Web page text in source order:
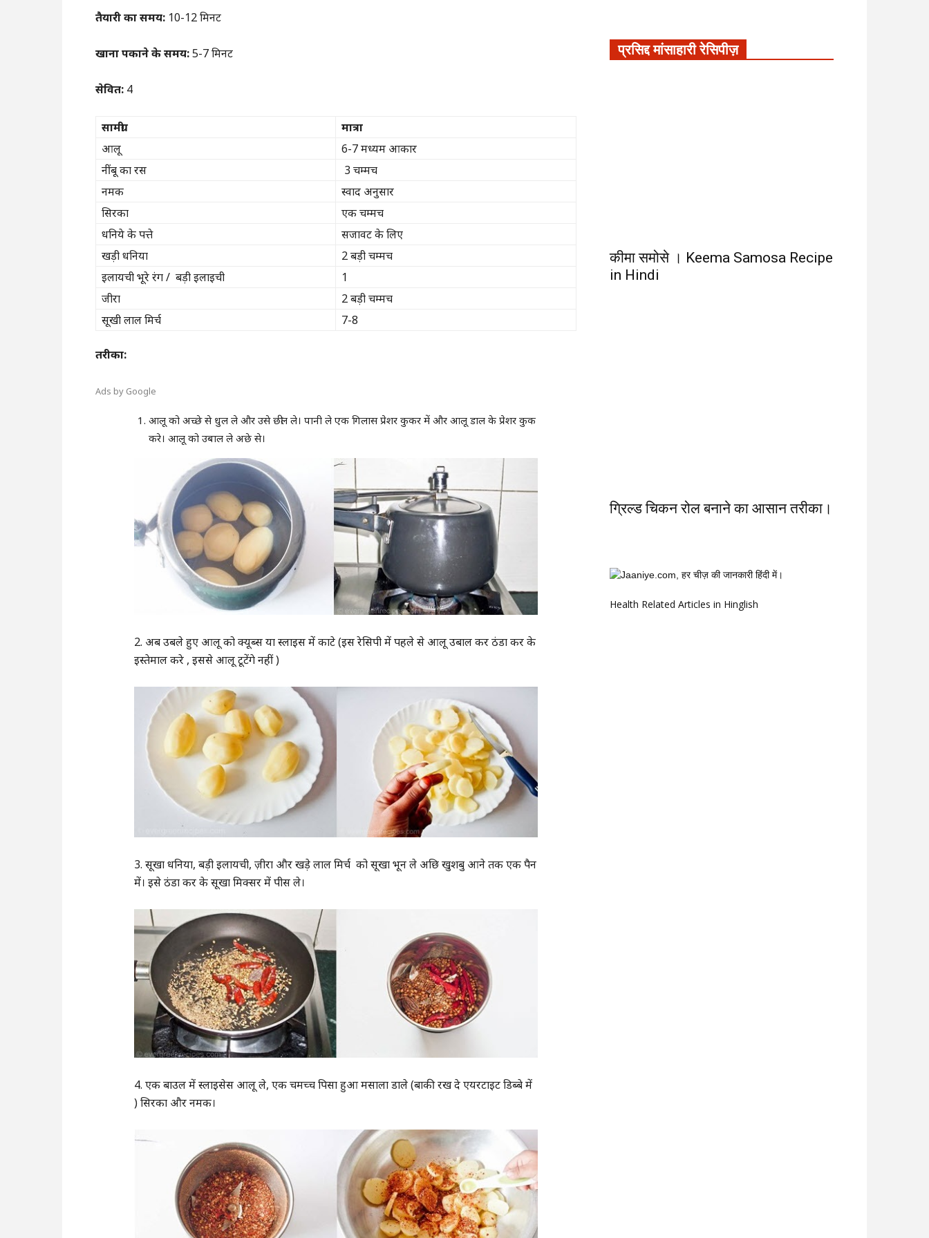
तैयारी का समय: 10-12 मिनट
खाना पकाने के समय:5-7 मिनट
सेवित: 4
सामग्री
मात्रा
आलू
6-7 मध्यम आकार
नींबू का रस
3 चम्मच
नमक
स्वाद अनुसार
सिरका
एक चम्मच
धनिये के पत्ते
सजावट के लिए
खड़ी धनिया
2 बड़ी चम्मच
इलायची भूरे रंग / बड़ी इलाइची
1
जीरा
2 बड़ी चम्मच
सूखी लाल मिर्च
7-8
तरीका:
Ads by Google
आलू को अच्छे से धुल ले और उसे छील ले। पानी ले एक गिलास प्रेशर कुकर में और आलू डाल के प्रेशर कुक
करे। आलू को उबाल ले अछे से।
2. अब उबले हुए आलू को क्यूब्स या स्लाइस में काटे (इस रेसिपी में पहले से आलू उबाल कर ठंडा कर के
इस्तेमाल करे , इससे आलू टूटेंगे नहीं )
3. सूखा धनिया, बड़ी इलायची, ज़ीरा और खड़े लाल मिर्च को सूखा भून ले अछि खुशबु आने तक एक पैन
में। इसे ठंडा कर के सूखा मिक्सर में पीस ले।
4. एक बाउल में स्लाइसेस आलू ले, एक चमच्च पिसा हुआ मसाला डाले (बाकी रख दे एयरटाइट डिब्बे में
) सिरका और नमक।
प्रसिद्द मांसाहारी रेसिपीज़
कीमा समोसे । Keema Samosa Recipe
in Hindi
ग्रिल्ड चिकन रोल बनाने का आसान तरीका।
Health Related Articles in Hinglish